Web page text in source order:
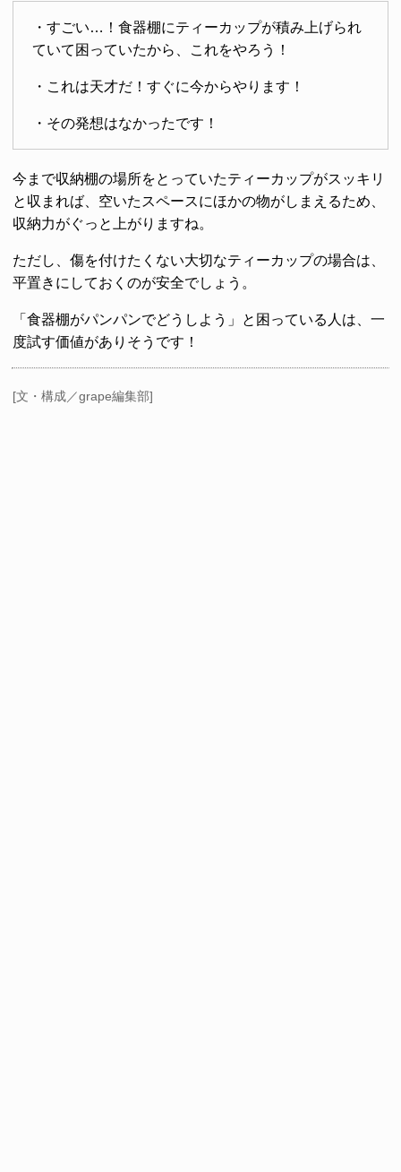
・すごい…！食器棚にティーカップが積み上げられ
ていて困っていたから、これをやろう！
・これは天才だ！すぐに今からやります！
・その発想はなかったです！
今まで収納棚の場所をとっていたティーカップがスッキリ
と収まれば、空いたスペースにほかの物がしまえるため、
収納力がぐっと上がりますね。
ただし、傷を付けたくない大切なティーカップの場合は、
平置きにしておくのが安全でしょう。
「食器棚がパンパンでどうしよう」と困っている人は、一
度試す価値がありそうです！
[文・構成／grape編集部]